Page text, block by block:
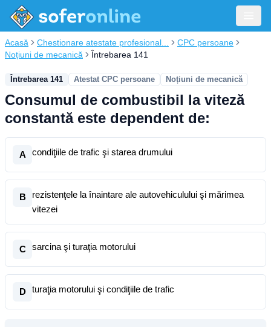
Acasă Chestionare atestate profesional...
CPC persoane
Noțiuni de mecanică
Întrebarea 141
Întrebarea 141 Atestat CPC persoane Noțiuni de mecanică
Consumul de combustibil la viteză
constantă este dependent de:
A condiţiile de trafic şi starea drumului
B
rezistenţele la înaintare ale autovehiculului şi mărimea
vitezei
C sarcina şi turaţia motorului
D turaţia motorului şi condiţiile de trafic